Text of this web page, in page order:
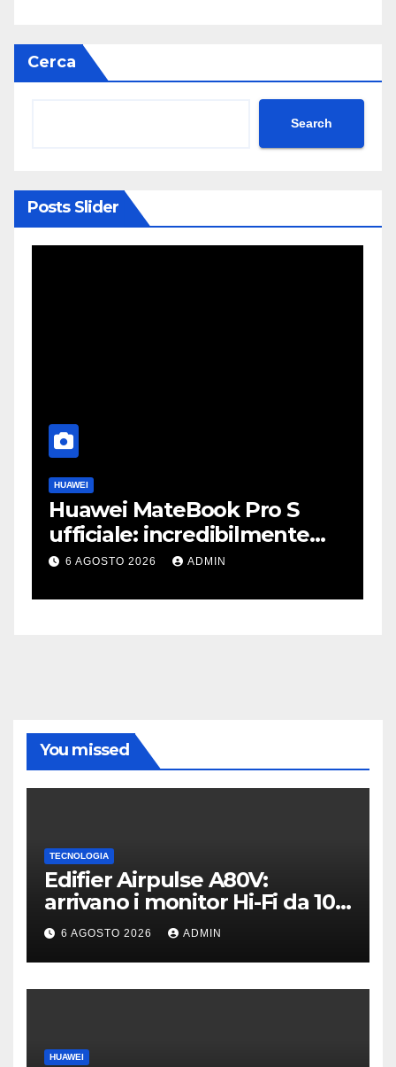
Cerca
Search
Posts Slider
HUAWEI
Huawei MateBook Pro S
ufficiale: incredibilmente
leggero e supersottile
6 AGOSTO 2026 ADMIN
You missed
TECNOLOGIA
Edifier Airpulse A80V:
arrivano i monitor Hi-Fi da 100
W con USB Hi-Res
6 AGOSTO 2026 ADMIN
HUAWEI